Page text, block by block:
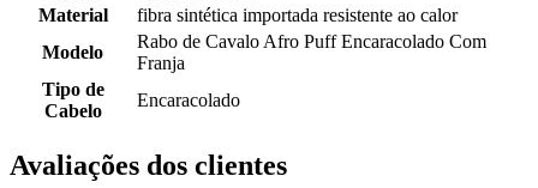
Material
fibra sintética importada resistente ao calor
Modelo
Rabo de Cavalo Afro Puff Encaracolado Com
Franja
Tipo de
Cabelo
Encaracolado
Avaliações dos clientes